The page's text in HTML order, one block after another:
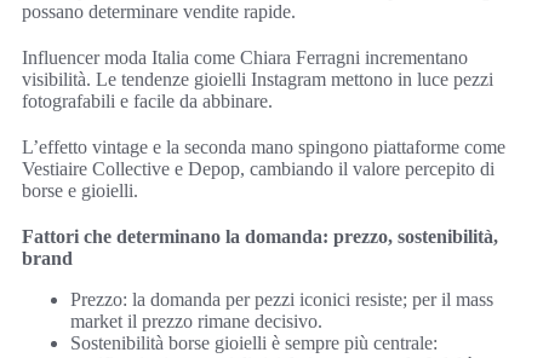
possano determinare vendite rapide.
Influencer moda Italia come Chiara Ferragni incrementano
visibilità. Le tendenze gioielli Instagram mettono in luce pezzi
fotografabili e facile da abbinare.
L’effetto vintage e la seconda mano spingono piattaforme come
Vestiaire Collective e Depop, cambiando il valore percepito di
borse e gioielli.
Fattori che determinano la domanda: prezzo, sostenibilità,
brand
Prezzo: la domanda per pezzi iconici resiste; per il mass
market il prezzo rimane decisivo.
Sostenibilità borse gioielli è sempre più centrale: